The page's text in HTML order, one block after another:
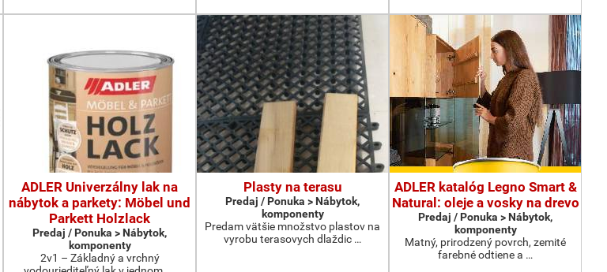
ADLER Univerzálny lak na
nábytok a parkety: Möbel und
Parkett Holzlack
Predaj / Ponuka > Nábytok,
komponenty
2v1 – Základný a vrchný
Plasty na terasu
Predaj / Ponuka > Nábytok,
komponenty
Predam vätšie množstvo plastov na
vyrobu terasovych dlaždic …
ADLER katalóg Legno Smart &
Natural: oleje a vosky na drevo
Predaj / Ponuka > Nábytok,
komponenty
Matný, prirodzený povrch, zemité
farebné odtiene a …